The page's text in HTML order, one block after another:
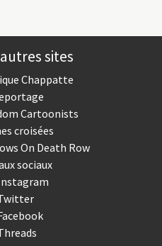
sites
Chappatte
Cartoonists
croisées
On Death Row
sociaux